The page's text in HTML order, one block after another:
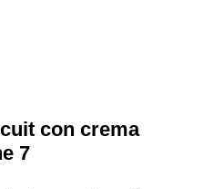
con crema
7